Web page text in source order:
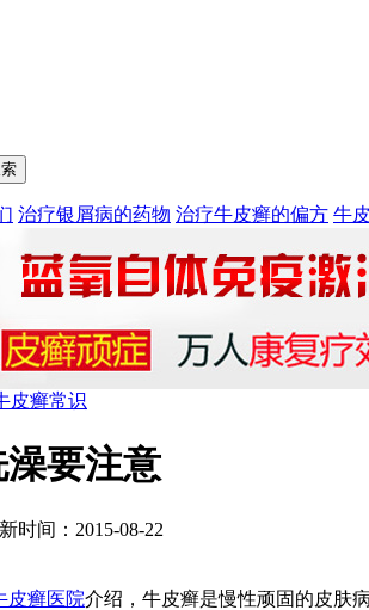
治疗银屑病的药物 治疗牛皮癣的偏方 牛
皮癣常识
要注意
时间：2015-08-22
皮癣医院介绍，牛皮癣是慢性顽固的皮肤